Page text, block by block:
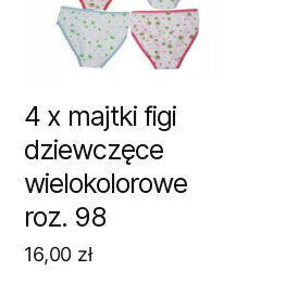
4 x majtki figi
dziewczęce
wielokolorowe
roz. 98
16,00 zł